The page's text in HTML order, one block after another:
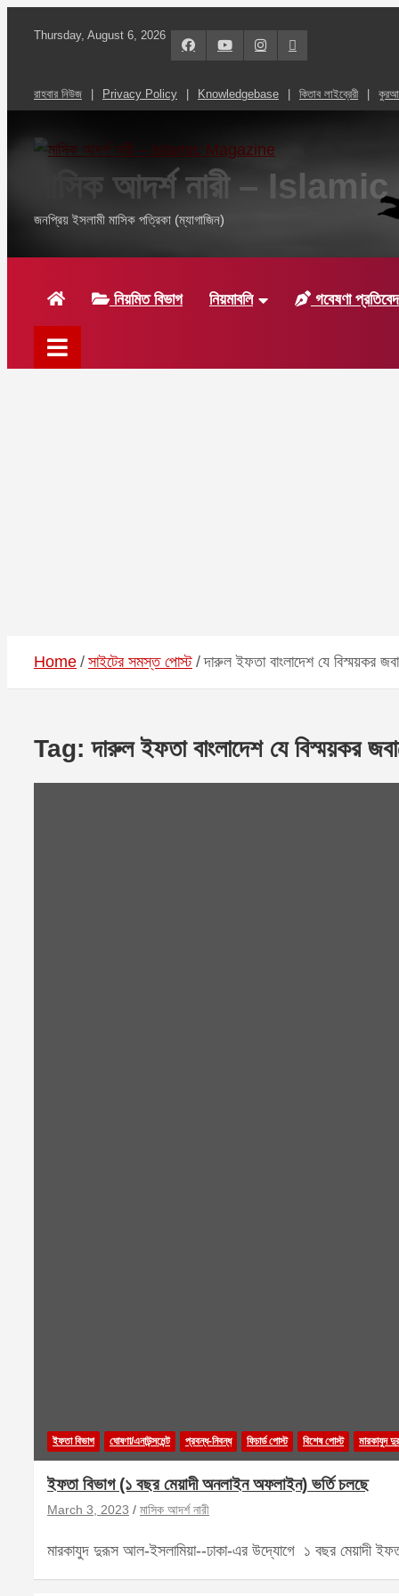
Thursday, August 6, 2026
রাহবার নিউজ Privacy Policy Knowledgebase কিতাব লাইব্রেরী
মাসিক আদর্শ নারী –
জনপ্রিয় ইসলামী মাসিক পত্রিকা (ম্যাগাজিন)
নিয়মিত বিভাগ নিয়মাবলি গবেষণা
Home সাইটের সমস্ত পোস্ট দারুল ইফতা বাংলাদেশ যে বিস্ময়কর
Tag:দারুল ইফতা বাংলাদেশ যে বিস্ময়কর
ইফতা বিভাগ ঘোষণা/এনাউন্সমেন্ট প্রবন্ধ-নিবন্ধ ফিচার্ড পোস্ট বিশেষ পোস্ট মারকাযুদ
ইফতা বিভাগ (১ বছর মেয়াদী অনলাইন অফলাইন) ভর্তি চলছে
March 3, 2023 মাসিক আদর্শ নারী
মারকাযুদ দুরূস আল-ইসলামিয়া--ঢাকা-এর উদ্যোগে ১ বছর মেয়াদী